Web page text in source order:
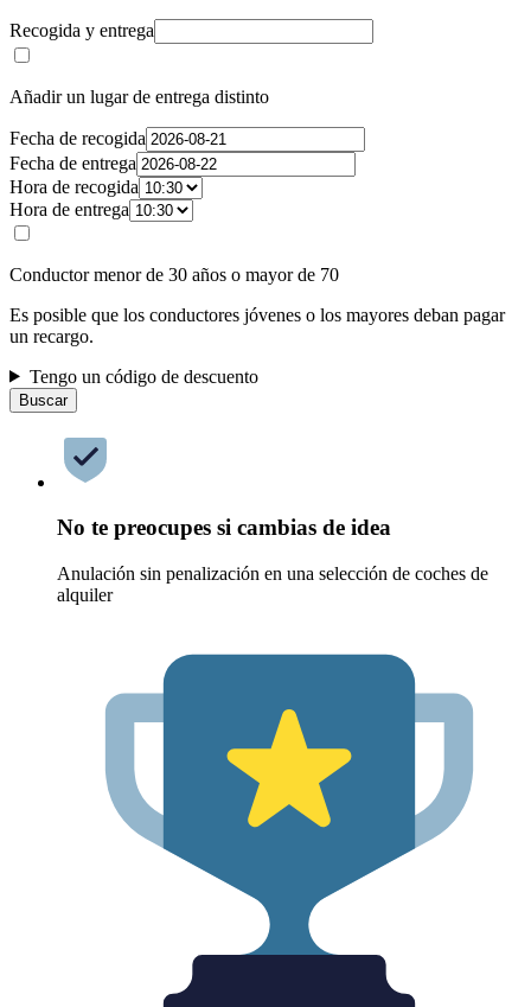
Recogida y entrega
Añadir un lugar de entrega distinto
Fecha de recogida
Fecha de entrega
Hora de recogida
Hora de entrega
Conductor menor de 30 años o mayor de 70
Es posible que los conductores jóvenes o los mayores deban pagar
un recargo.
Tengo un código de descuento
Buscar
No te preocupes si cambias de idea
Anulación sin penalización en una selección de coches de
alquiler